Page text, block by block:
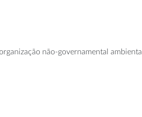
não-governamental ambiental